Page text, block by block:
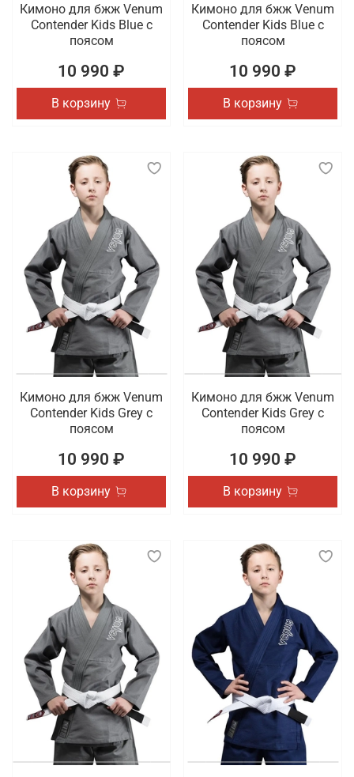
Кимоно для бжж Venum
Contender Kids Blue с
поясом
10 990 ₽
В корзину
Кимоно для бжж Venum
Contender Kids Blue с
поясом
10 990 ₽
В корзину
Кимоно для бжж Venum
Contender Kids Grey с
поясом
10 990 ₽
В корзину
Кимоно для бжж Venum
Contender Kids Grey с
поясом
10 990 ₽
В корзину